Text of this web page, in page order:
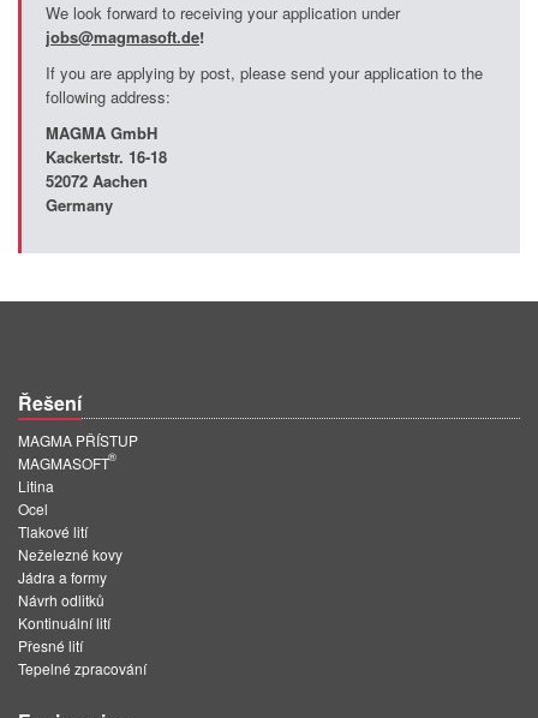
TR
EN
ZH
MAGMA India
We look forward to receiving your application under
jobs@magmasoft.de!
If you are applying by post, please send your application to the
following address:
MAGMA GmbH
Kackertstr. 16-18
52072 Aachen
Germany
Řešení
MAGMA PŘÍSTUP
MAGMASOFT
®
Litina
Ocel
Tlakové lití
Neželezné kovy
Jádra a formy
Návrh odlitků
Kontinuální lití
Přesné lití
Tepelné zpracování